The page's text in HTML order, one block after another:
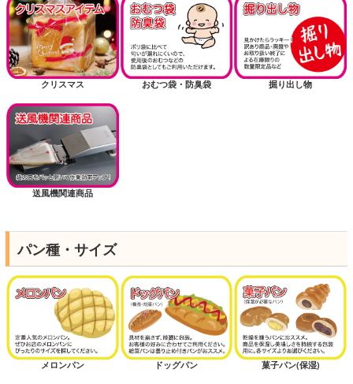
クリスマス おむつ袋・防臭袋 掘り出し物
送風機関連商品
パン種・サイズ
メロンパン ドッグパン 菓子パン(保湿)